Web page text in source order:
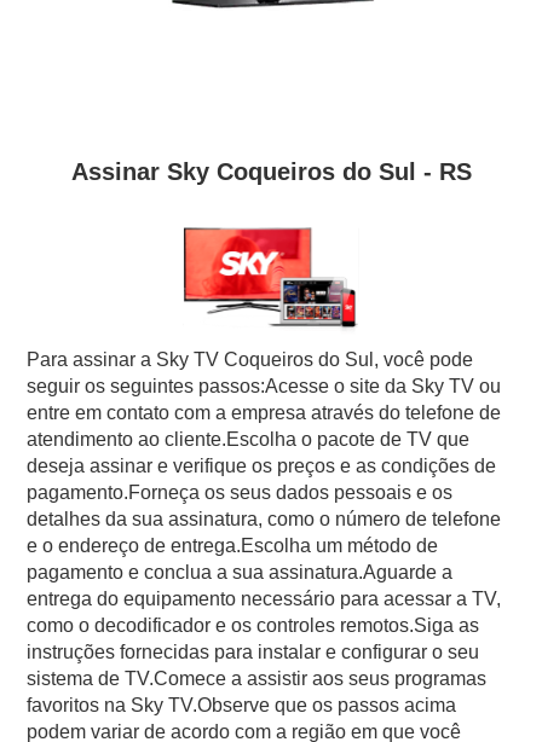
Assinar Sky Coqueiros do Sul - RS
Para assinar a Sky TV Coqueiros do Sul, você pode
seguir os seguintes passos:Acesse o site da Sky TV ou
entre em contato com a empresa através do telefone de
atendimento ao cliente.Escolha o pacote de TV que
deseja assinar e verifique os preços e as condições de
pagamento.Forneça os seus dados pessoais e os
detalhes da sua assinatura, como o número de telefone
e o endereço de entrega.Escolha um método de
pagamento e conclua a sua assinatura.Aguarde a
entrega do equipamento necessário para acessar a TV,
como o decodificador e os controles remotos.Siga as
instruções fornecidas para instalar e configurar o seu
sistema de TV.Comece a assistir aos seus programas
favoritos na Sky TV.Observe que os passos acima
podem variar de acordo com a região em que você